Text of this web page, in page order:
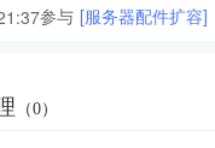
参与 [服务器配件扩容]
（0）